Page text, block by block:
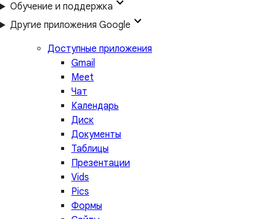
Обучение и поддержка
Другие приложения Google
Доступные приложения
Gmail
Meet
Чат
Календарь
Диск
Документы
Таблицы
Презентации
Vids
Pics
Формы